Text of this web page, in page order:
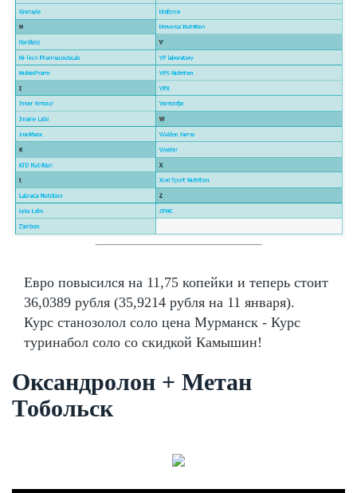
Евро повысился на 11,75 копейки и теперь стоит
36,0389 рубля (35,9214 рубля на 11 января).
Курс станозолол соло цена Мурманск - Курс
туринабол соло со скидкой Камышин!
Оксандролон + Метан
Тобольск